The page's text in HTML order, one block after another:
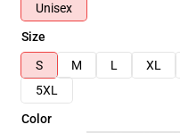
Unisex
Size
S
M L XL
5XL
Color